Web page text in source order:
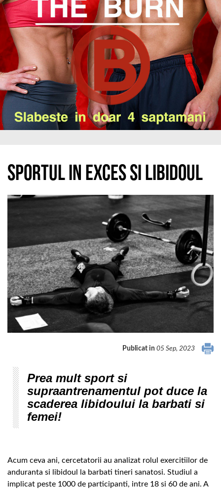
Sportul in exces si libidoul
Publicat in 05 Sep, 2023
Prea mult sport si
supraantrenamentul pot duce la
scaderea libidoului la barbati si
femei!
Acum ceva ani, cercetatorii au analizat rolul exercitiilor de
anduranta si libidoul la barbati tineri sanatosi. Studiul a
implicat peste 1000 de participanti, intre 18 si 60 de ani. A